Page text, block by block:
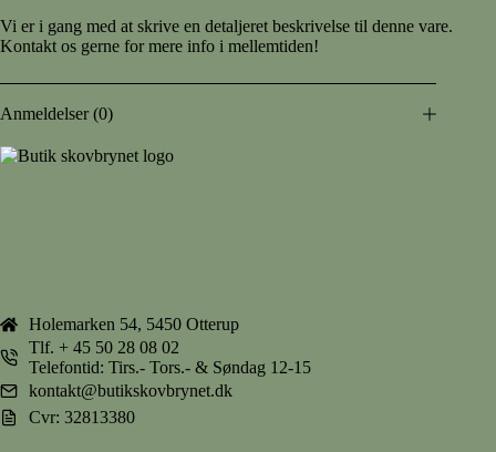
Vi er i gang med at skrive en detaljeret beskrivelse til denne vare.
Kontakt os gerne for mere info i mellemtiden!
Anmeldelser (0)
Holemarken 54, 5450 Otterup
Tlf. + 45 50 28 08 02
Telefontid: Tirs.- Tors.- & Søndag 12-15
kontakt@butikskovbrynet.dk
Cvr: 32813380